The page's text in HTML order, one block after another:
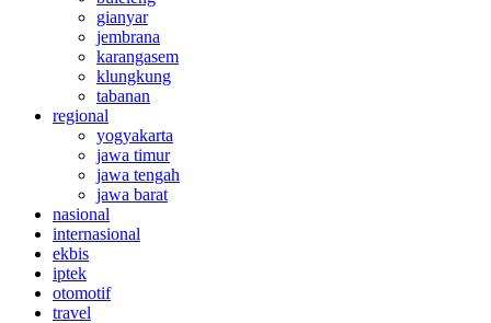
gianyar
jembrana
karangasem
klungkung
tabanan
regional
yogyakarta
jawa timur
jawa tengah
jawa barat
nasional
internasional
ekbis
iptek
otomotif
travel